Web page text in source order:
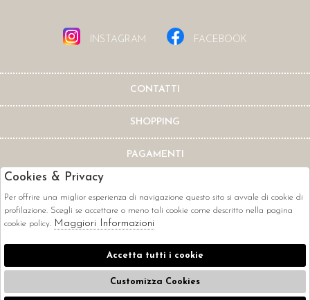
INSTAGRAM FACEBOOK
CONTATTI
SHOPPING
PAGAMENTI
CORRIERI
Cookies & Privacy
Per offrire una miglior esperienza di navigazione questo sito si avvale di cookie di
profilazione. Scegli se accettare o meno tali cookie come descritto nella pagina
cookie policy. Maggiori Informazioni
Accetta tutti i cookie
Customizza Cookies